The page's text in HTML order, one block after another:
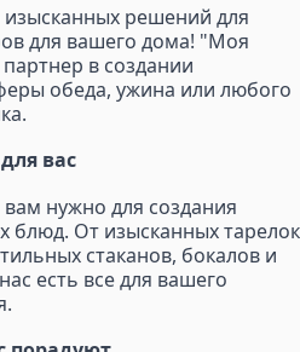
решений для
для вашего дома! "Моя
в создании
обеда, ужина или любого
вас
нужно для создания
блюд. От изысканных тарелок
стаканов, бокалов и
есть все для вашего